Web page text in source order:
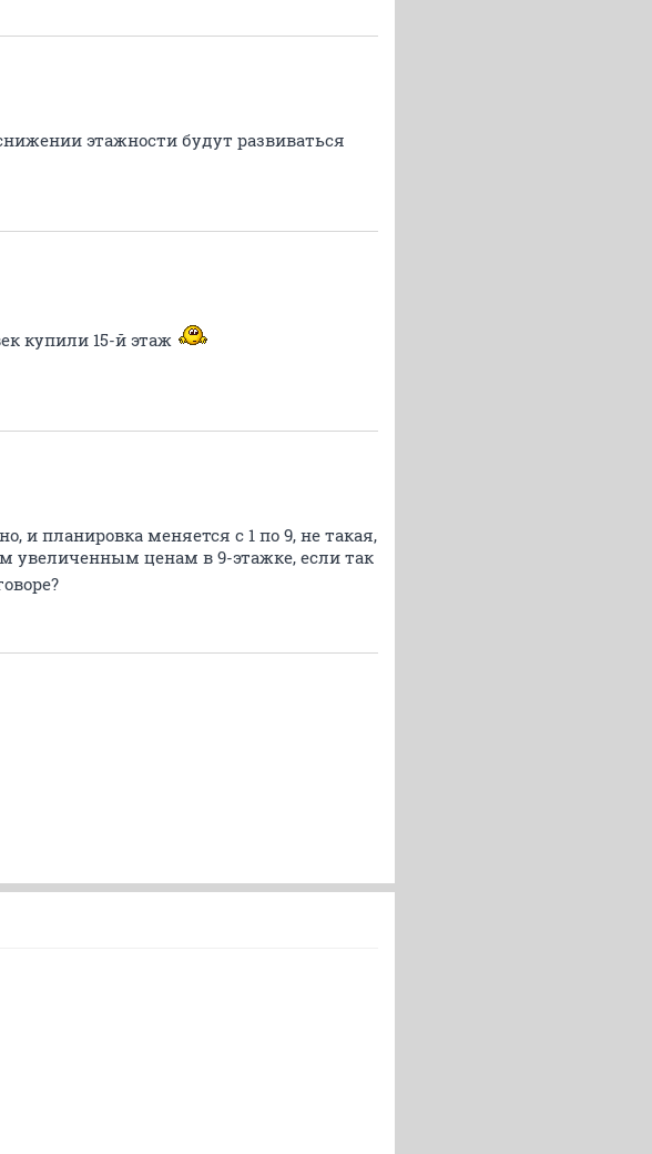
этажности будут развиваться
купили 15-й этаж
и планировка меняется с 1 по 9, не такая,
увеличенным ценам в 9-этажке, если так